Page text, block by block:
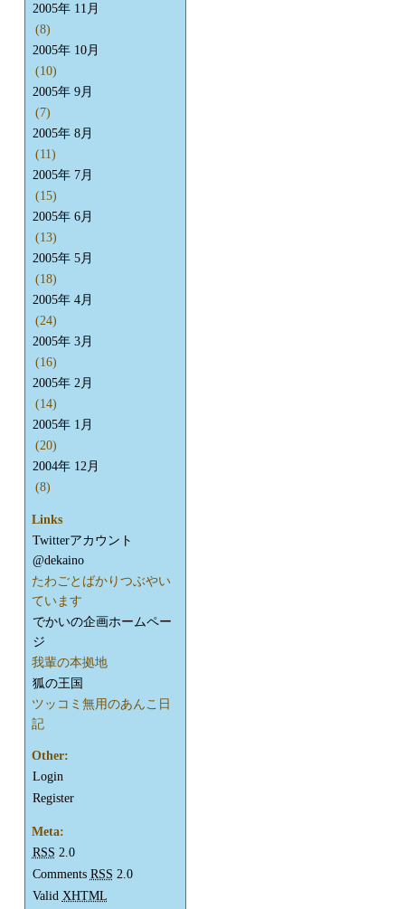
2005年 11月
(8)
2005年 10月
(10)
2005年 9月
(7)
2005年 8月
(11)
2005年 7月
(15)
2005年 6月
(13)
2005年 5月
(18)
2005年 4月
(24)
2005年 3月
(16)
2005年 2月
(14)
2005年 1月
(20)
2004年 12月
(8)
Links
Twitterアカウント
@dekaino
たわごとばかりつぶやい
ています
でかいの企画ホームペー
ジ
我輩の本拠地
狐の王国
ツッコミ無用のあんこ日
記
Other:
Login
Register
Meta:
RSS 2.0
Comments RSS 2.0
Valid XHTML